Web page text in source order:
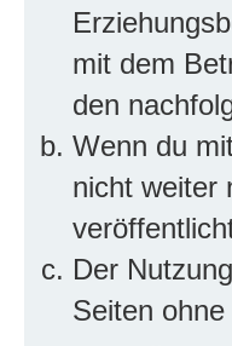
mit dem
den
Wenn du
nicht weiter
Der
Seiten